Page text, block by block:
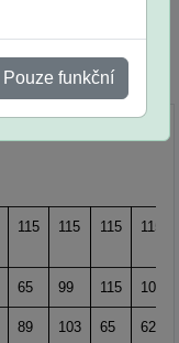
Pouze funkční
115 115 115 115
65 99 115 103
89 103 65 62